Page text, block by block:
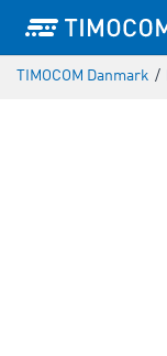
TIMOCOM Danmark /